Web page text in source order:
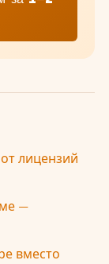
лицензий
—
вместо